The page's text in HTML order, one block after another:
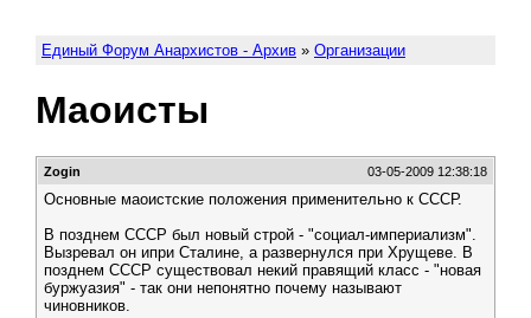
Единый Форум Анархистов - Архив » Организации
Маоисты
Zogin 03-05-2009 12:38:18
Основные маоистские положения применительно к СССР.
В позднем СССР был новый строй - "социал-империализм".
Вызревал он ипри Сталине, а развернулся при Хрущеве. В
позднем СССР существовал некий правящий класс - "новая
буржуазия" - так они непонятно почему называют
чиновников.